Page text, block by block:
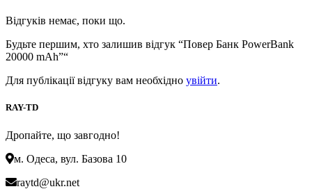
Відгуків немає, поки що.
Будьте першим, хто залишив відгук “Повер Банк PowerBank
20000 mAh”“
Для публікації відгуку вам необхідно увійти.
RAY-TD
Дропайте, що завгодно!
м. Одеса, вул. Базова 10
raytd@ukr.net